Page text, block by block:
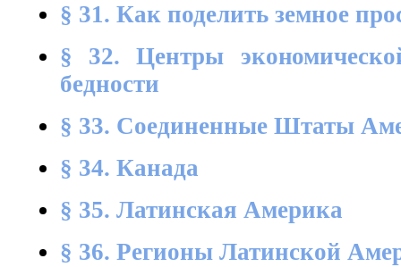
§ 31. Как поделить земное
§ 32. Центры
бедности
§ 33. Соединенные Штаты
§ 34. Канада
§ 35. Латинская Америка
§ 36. Регионы Латинской